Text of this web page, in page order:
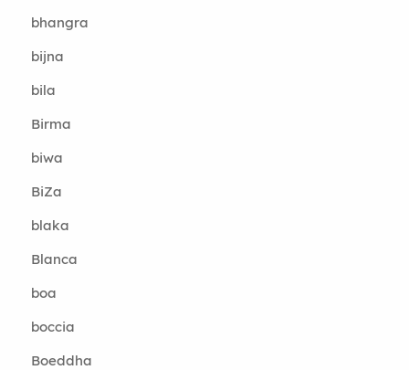
bhangra
bijna
bila
Birma
biwa
BiZa
blaka
Blanca
boa
boccia
Boeddha